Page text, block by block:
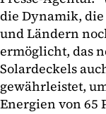
die Dynamik, die
und Ländern
ermöglicht, das
Solardeckels
gewährleistet,
Energien von 65